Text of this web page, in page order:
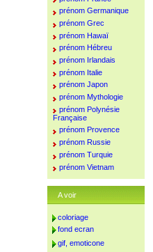
prénom Germanique
prénom Grec
prénom Hawaï
prénom Hébreu
prénom Irlandais
prénom Italie
prénom Japon
prénom Mythologie
prénom Polynésie
Française
prénom Provence
prénom Russie
prénom Turquie
prénom Vietnam
A voir
coloriage
fond ecran
gif, emoticone